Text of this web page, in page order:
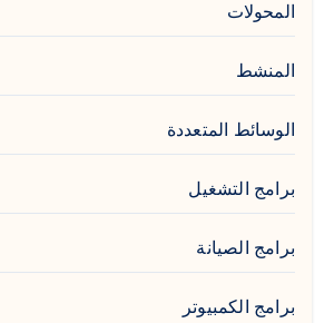
المحولات
المنشط
الوسائط المتعددة
برامج التشغيل
برامج الصيانة
برامج الكمبيوتر